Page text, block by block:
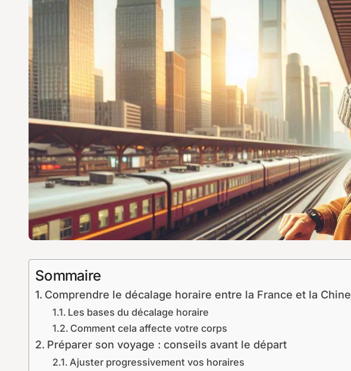
Sommaire
Comprendre le décalage horaire entre la France et la Chine
Les bases du décalage horaire
Comment cela affecte votre corps
Préparer son voyage : conseils avant le départ
Ajuster progressivement vos horaires